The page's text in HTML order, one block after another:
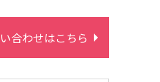
合わせはこちら